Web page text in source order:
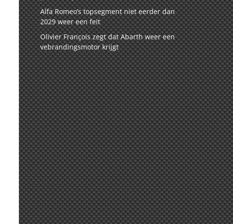
Alfa Romeo’s topsegment niet eerder dan
2029 weer een feit
Olivier François zegt dat Abarth weer een
vebrandingsmotor krijgt